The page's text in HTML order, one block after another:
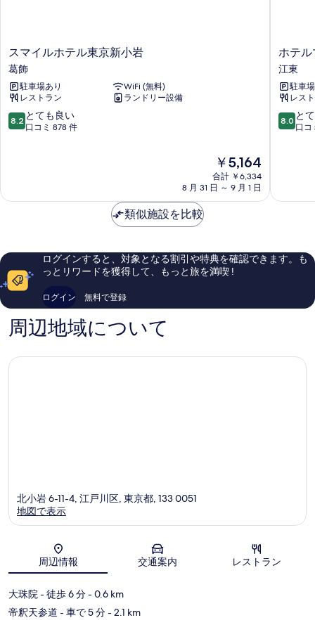
す
る
ス
マ
イ
ル
ホ
テ
ル
葛
スマイルホテル東京新小岩
葛飾
駐車場あり
WiFi (無料)
レストラン
ランドリー設備
10
段
も
コ
878
件
の
口
ミ
8.2 とても良い
口コミ 878 件
現
在
の
￥5,164
合計 ￥6,334
8 月 31 日 ～ 9 月 1 日
ホ
テ
ル
マ
イ
ス
テ
東
ホテ
江東
駐車
レス
10
段
も
コ
ミ
ミ
8.0 と
口コ
類似施設を比較
ログインすると、対象となる割引や特典を確認できます。も
っとリワードを獲得して、もっと旅を満喫 !
ログイン 無料で登録
周辺地域について
地図
北小岩 6-11-4, 江戸川区, 東京都, 133 0051
地図で表示
周辺情報 交通案内 レストラン
大珠院- 徒歩 6 分- 0.6 km
帝釈天参道 - 車で 5 分- 2.1 km